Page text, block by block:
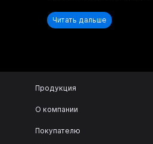
Читать дальше
Продукция
О компании
Покупателю